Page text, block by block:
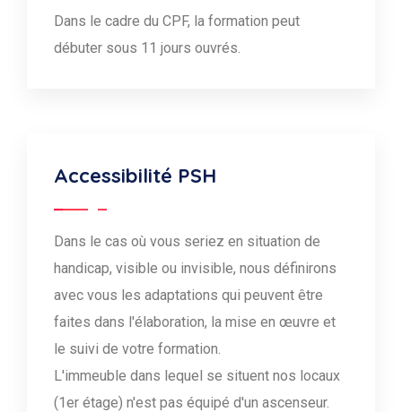
Dans le cadre du CPF, la formation peut
débuter sous 11 jours ouvrés.
Accessibilité PSH
Dans le cas où vous seriez en situation de
handicap, visible ou invisible, nous définirons
avec vous les adaptations qui peuvent être
faites dans l'élaboration, la mise en œuvre et
le suivi de votre formation.
L'immeuble dans lequel se situent nos locaux
(1er étage) n'est pas équipé d'un ascenseur.